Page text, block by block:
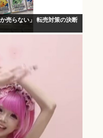
売らない」 転売対策の決断